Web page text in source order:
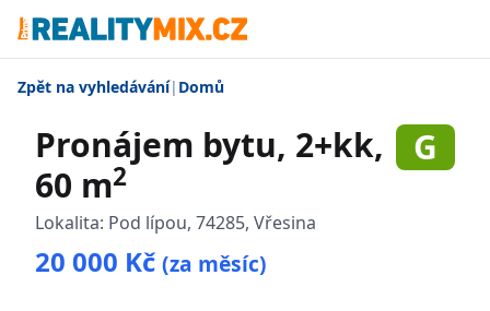
Zpět na vyhledávání| Domů
Pronájem bytu, 2+kk,
60 m2
G
Lokalita: Pod lípou, 74285, Vřesina
20 000 Kč (za měsíc)